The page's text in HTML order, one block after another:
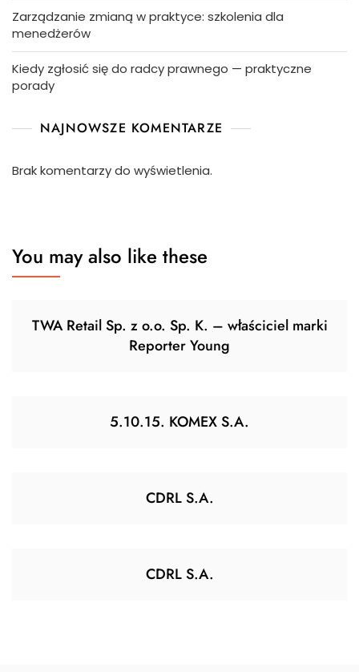
Zarządzanie zmianą w praktyce: szkolenia dla
menedżerów
Kiedy zgłosić się do radcy prawnego — praktyczne
porady
NAJNOWSZE KOMENTARZE
Brak komentarzy do wyświetlenia.
You may also like these
TWA Retail Sp. z o.o. Sp. K. – właściciel marki
Reporter Young
5.10.15. KOMEX S.A.
CDRL S.A.
CDRL S.A.